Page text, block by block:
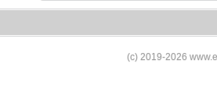
(c) 2019-2026